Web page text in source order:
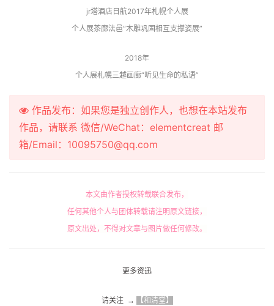
jr塔酒店日航2017年札幌个人展
个人展茶廊法邑“木雕巩固相互支撑姿展”
2018年
个人展札幌三越画廊“听见生命的私语”
作品发布：如果您是独立创作人，也想在本站发布
作品，请联系 微信/WeChat：elementcreat 邮
箱/Email：10095750@qq.com
本文由作者授权转载联合发布，
任何其他个人与团体转载请注明原文链接，
原文出处，不得对文章与图片做任何修改。
更多资迅
请关注  → 【和清堂】